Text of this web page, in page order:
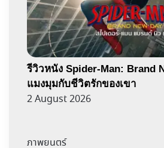
รีวิวหนัง Spider-Man: Brand
แมงมุมกับชีวิตรักของเขา
2 August 2026
ภาพยนตร์